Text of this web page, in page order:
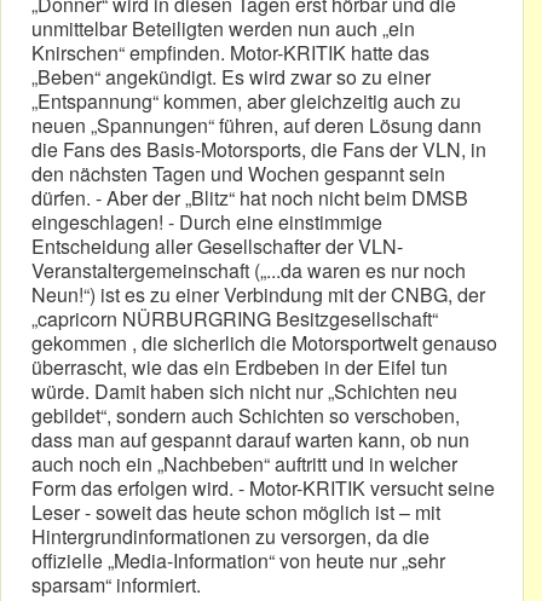
unmittelbar Beteiligten werden nun auch „ein
Knirschen“ empfinden. Motor-KRITIK hatte das
„Beben“ angekündigt. Es wird zwar so zu einer
„Entspannung“ kommen, aber gleichzeitig auch zu
neuen „Spannungen“ führen, auf deren Lösung dann
die Fans des Basis-Motorsports, die Fans der VLN, in
den nächsten Tagen und Wochen gespannt sein
dürfen. - Aber der „Blitz“ hat noch nicht beim DMSB
eingeschlagen! - Durch eine einstimmige
Entscheidung aller Gesellschafter der VLN-
Veranstaltergemeinschaft („...da waren es nur noch
Neun!“) ist es zu einer Verbindung mit der CNBG, der
„capricorn NÜRBURGRING Besitzgesellschaft“
gekommen , die sicherlich die Motorsportwelt genauso
überrascht, wie das ein Erdbeben in der Eifel tun
würde. Damit haben sich nicht nur „Schichten neu
gebildet“, sondern auch Schichten so verschoben,
dass man auf gespannt darauf warten kann, ob nun
auch noch ein „Nachbeben“ auftritt und in welcher
Form das erfolgen wird. - Motor-KRITIK versucht seine
Leser - soweit das heute schon möglich ist – mit
Hintergrundinformationen zu versorgen, da die
offizielle „Media-Information“ von heute nur „sehr
sparsam“ informiert.